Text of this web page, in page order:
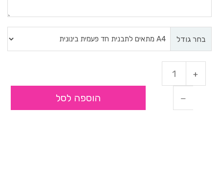
בחר גודל
הוספה לסל